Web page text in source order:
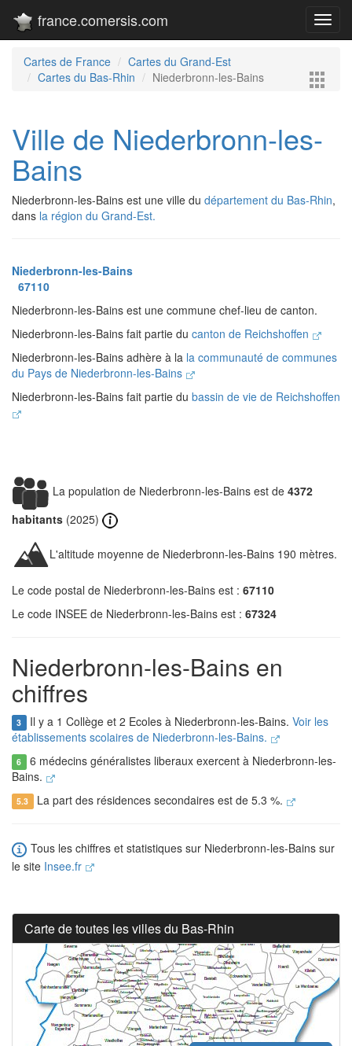
france.comersis.com
Cartes de France
Cartes du Grand-Est
Cartes du Bas-Rhin
Niederbronn-les-Bains
Ville de Niederbronn-les-
Bains
Niederbronn-les-Bains est une ville du département du Bas-Rhin,
dans la région du Grand-Est.
Niederbronn-les-Bains
67110
Niederbronn-les-Bains est une commune chef-lieu de canton.
Niederbronn-les-Bains fait partie du canton de Reichshoffen
Niederbronn-les-Bains adhère à la la communauté de communes
du Pays de Niederbronn-les-Bains
Niederbronn-les-Bains fait partie du bassin de vie de Reichshoffen
La population de Niederbronn-les-Bains est de 4372
habitants (2025)
L'altitude moyenne de Niederbronn-les-Bains 190 mètres.
Le code postal de Niederbronn-les-Bains est : 67110
Le code INSEE de Niederbronn-les-Bains est : 67324
Niederbronn-les-Bains en
chiffres
3 Il y a 1 Collège et 2 Ecoles à Niederbronn-les-Bains. Voir les
établissements scolaires de Niederbronn-les-Bains.
6 6 médecins généralistes liberaux exercent à Niederbronn-les-
Bains.
5.3 La part des résidences secondaires est de 5.3 %.
Tous les chiffres et statistiques sur Niederbronn-les-Bains sur
le site Insee.fr
Carte de toutes les villes du Bas-Rhin